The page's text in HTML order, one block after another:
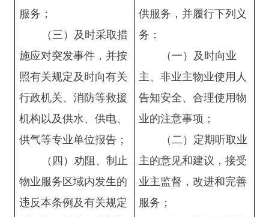
服务；
（三）及时采取措
施应对突发事件，并按
照有关规定及时向有关
行政机关、消防等救援
机构以及供水、供电、
供气等专业单位报告；
（四）劝阻、制止
物业服务区域内发生的
违反本条例及有关规定
供服务，并履行下列义
务：
（一）及时向业
主、非业主物业使用人
告知安全、合理使用物
业的注意事项；
（二）定期听取业
主的意见和建议，接受
业主监督，改进和完善
服务；